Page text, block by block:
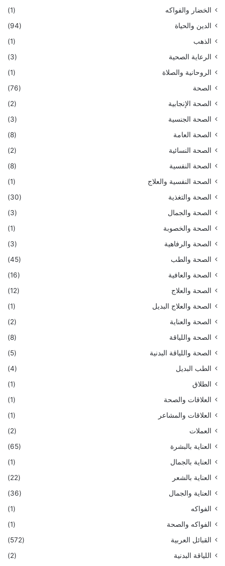
الخضار والفواكه
(1)
الدين والحياة
(94)
الذهب
(1)
الرعاية الصحية
(3)
الروحانية والصلاة
(1)
الصحة
(76)
الصحة الإنجابية
(2)
الصحة الجنسية
(3)
الصحة العامة
(8)
الصحة النسائية
(2)
الصحة النفسية
(8)
الصحة النفسية والعلاج
(1)
الصحة والتغذية
(30)
الصحة والجمال
(3)
الصحة والخصوبة
(1)
الصحة والرفاهية
(3)
الصحة والطب
(45)
الصحة والعافية
(16)
الصحة والعلاج
(12)
الصحة والعلاج البديل
(1)
الصحة والعناية
(2)
الصحة واللياقة
(8)
الصحة واللياقة البدنية
(5)
الطب البديل
(4)
الطلاق
(1)
العلاقات والصحة
(1)
العلاقات والمشاعر
(1)
العملات
(2)
العناية بالبشرة
(65)
العناية بالجمال
(1)
العناية بالشعر
(22)
العناية والجمال
(36)
الفواكه
(1)
الفواكه والصحة
(1)
القبائل العربية
(572)
اللياقة البدنية
(2)